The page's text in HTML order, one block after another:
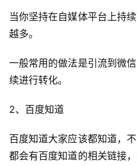
当你坚持在自媒体平台上持
越多。
一般常用的做法是引流到微
续进行转化。
2、百度知道
百度知道大家应该都知道，
都会有百度知道的相关链接